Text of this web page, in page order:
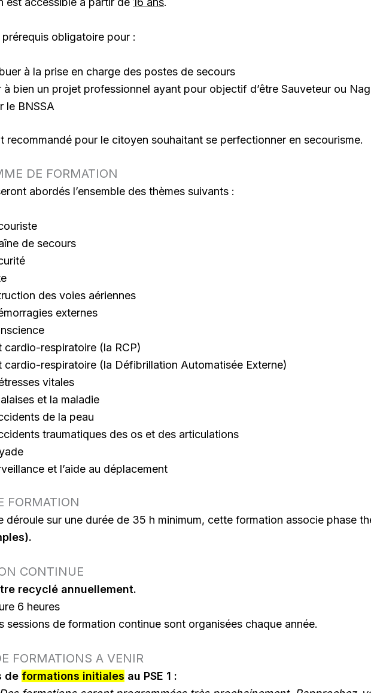
prérequis obligatoire pour :
à la prise en charge des postes de secours
à bien un projet professionnel ayant pour objectif d’être Sauveteur ou
le BNSSA
recommandé pour le citoyen souhaitant se perfectionner en secourisme.
DE FORMATION
abordés l’ensemble des thèmes suivants :
de secours
des voies aériennes
externes
cardio-respiratoire (la RCP)
cardio-respiratoire (la Défibrillation Automatisée Externe)
vitales
et la maladie
de la peau
traumatiques des os et des articulations
et l’aide au déplacement
FORMATION
déroule sur une durée de 35 h minimum, cette formation associe phase
CONTINUE
recyclé annuellement.
6 heures
sessions de formation continue sont organisées chaque année.
FORMATIONS A VENIR
de formations initiales au PSE 1 :